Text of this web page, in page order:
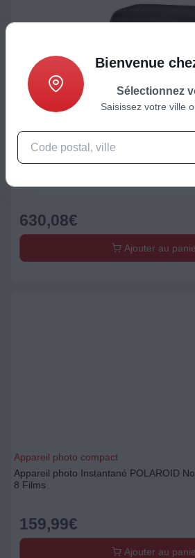
Appareil photo reflex
630,08€
Ajouter au
Appareil photo compact
Appareil photo Instantané POLAROID
8 Films
159,99€
Ajouter au
Bienvenue
Sélectionnez
Saisissez votre ville